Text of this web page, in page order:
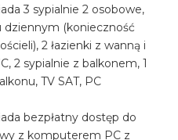
3 sypialnie 2 osobowe,
dziennym (konieczność
2 łazienki z wanną i
2 sypialnie z balkonem, 1
TV SAT, PC
bezpłatny dostęp do
z komputerem PC z